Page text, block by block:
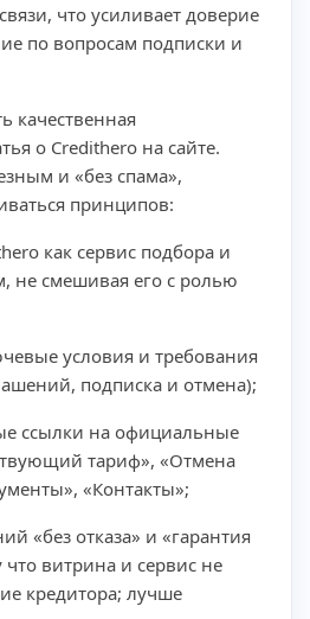
что усиливает доверие
по вопросам подписки и
качественная
о Credithero на сайте.
и «без спама»,
принципов:
как сервис подбора и
не смешивая его с ролью
условия и требования
подписка и отмена);
ссылки на официальные
тариф», «Отмена
«Контакты»;
«без отказа» и «гарантия
витрина и сервис не
кредитора; лучше